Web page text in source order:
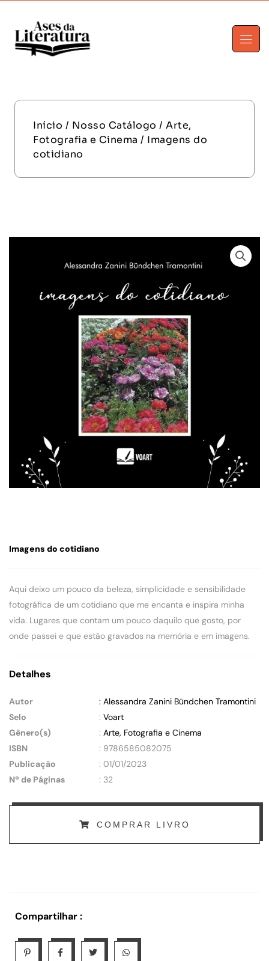
Início / Nosso Catálogo / Arte,
Fotografia e Cinema / Imagens do
cotidiano
Imagens do cotidiano
Aqui deixo um pouco da beleza, simplicidade e sensibilidade
fotográfica de um cotidiano que me encanta e inspira minha
vida. Lugares que contam um pouco daquilo que gosto, por
onde passei e que estão gravados na memória e em imagens.
Detalhes
Autor
: Alessandra Zanini Bündchen Tramontini
Selo
: Voart
Gênero(s)
: Arte, Fotografia e Cinema
ISBN
: 9786585082075
Publicação
: 01/01/2023
Nº de Páginas
: 32
COMPRAR LIVRO
Compartilhar :